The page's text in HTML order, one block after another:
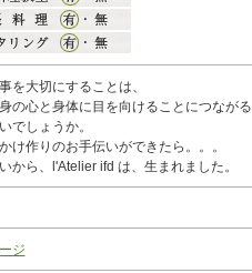
を大切にすることは、
の心と身体に目を向けることにつながる
でしょうか。
け作りのお手伝いができたら。。。
から、l'Atelier ifd は、生まれました。
ジ